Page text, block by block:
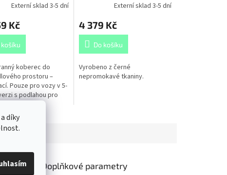
díky
Externí sklad 3-5 dní
Kč
košíku
koberec do
prostoru –
Pouze pro vozy v 5-
s podlahou pro
Externí sklad 3-5 dní
4 379 Kč
Do košíku
Vyrobeno z černé
nepromokavé tkaniny.
Doplňkové parametry